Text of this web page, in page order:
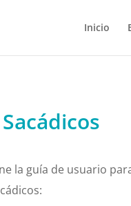
Inicio
la guía de usuario